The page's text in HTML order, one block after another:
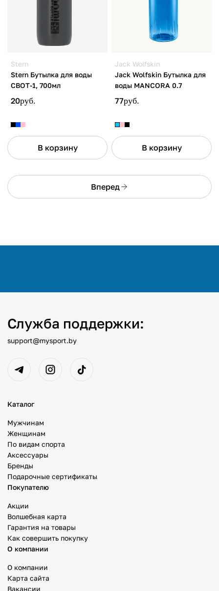
Stern
Stern Бутылка для воды
CBOT-1, 700мл
20руб.
В корзину
Jack Wolfskin
Jack Wolfskin Бутылка для
воды MANCORA 0.7
77руб.
В корзину
Вперед
Служба поддержки:
support@mysport.by
Каталог
Мужчинам
Женщинам
По видам спорта
Аксессуары
Бренды
Подарочные сертификаты
Покупателю
Акции
Волшебная карта
Гарантия на товары
Как совершить покупку
О компании
О компании
Карта сайта
Вакансии